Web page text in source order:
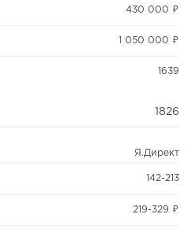
430 000 ₽
1 050 000 ₽
1639
1826
Я.Директ
142-213
219-329 ₽